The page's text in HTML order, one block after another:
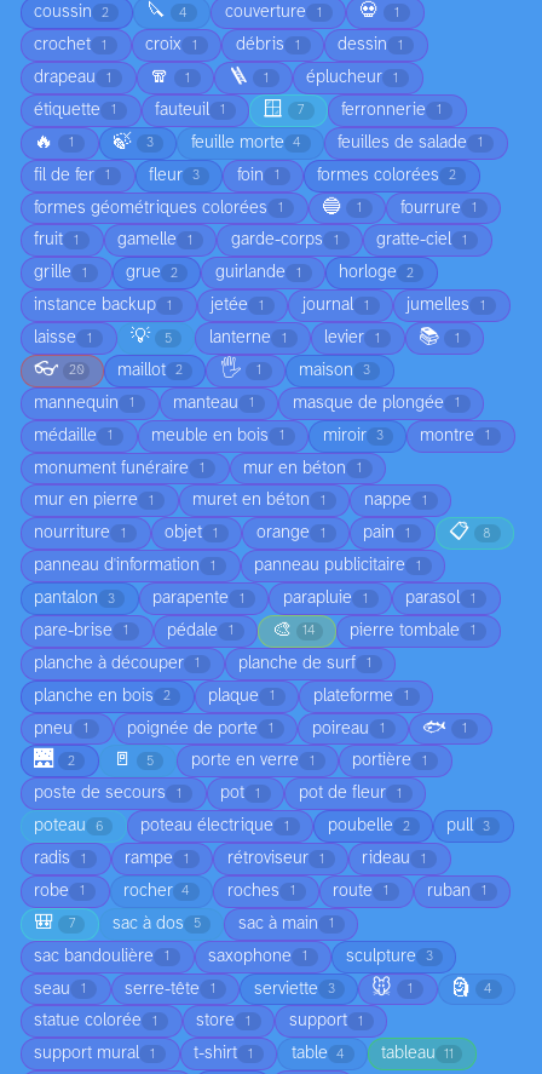
coussin 2 🔪 4 couverture 1 💀 1
crochet 1 croix 1 débris 1 dessin 1
drapeau 1 🧣 1 🪜 1 éplucheur 1
étiquette 1 fauteuil 1 🪟 7 ferronnerie 1
🔥 1 🍃 3 feuille morte 4 feuilles de salade 1
fil de fer 1 fleur 3 foin 1 formes colorées 2
formes géométriques colorées 1 🔵 1 fourrure 1
fruit 1 gamelle 1 garde-corps 1 gratte-ciel 1
grille 1 grue 2 guirlande 1 horloge 2
instance backup 1 jetée 1 journal 1 jumelles 1
laisse 1 💡 5 lanterne 1 levier 1 📚 1
👓 20 maillot 2 🖐️ 1 maison 3
mannequin 1 manteau 1 masque de plongée 1
médaille 1 meuble en bois 1 miroir 3 montre 1
monument funéraire 1 mur en béton 1
mur en pierre 1 muret en béton 1 nappe 1
nourriture 1 objet 1 orange 1 pain 1 📋 8
panneau d'information 1 panneau publicitaire 1
pantalon 3 parapente 1 parapluie 1 parasol 1
pare-brise 1 pédale 1 🎨 14 pierre tombale 1
planche à découper 1 planche de surf 1
planche en bois 2 plaque 1 plateforme 1
pneu 1 poignée de porte 1 poireau 1 🐟 1
🌉 2 🚪 5 porte en verre 1 portière 1
poste de secours 1 pot 1 pot de fleur 1
poteau 6 poteau électrique 1 poubelle 2 pull 3
radis 1 rampe 1 rétroviseur 1 rideau 1
robe 1 rocher 4 roches 1 route 1 ruban 1
🎒 7 sac à dos 5 sac à main 1
sac bandoulière 1 saxophone 1 sculpture 3
seau 1 serre-tête 1 serviette 3 🐭 1 🗿 4
statue colorée 1 store 1 support 1
support mural 1 t-shirt 1 table 4 tableau 11